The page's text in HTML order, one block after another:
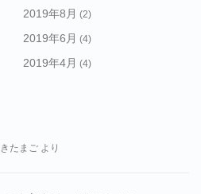
2019年8月 (2)
2019年6月 (4)
2019年4月 (4)
たまご より